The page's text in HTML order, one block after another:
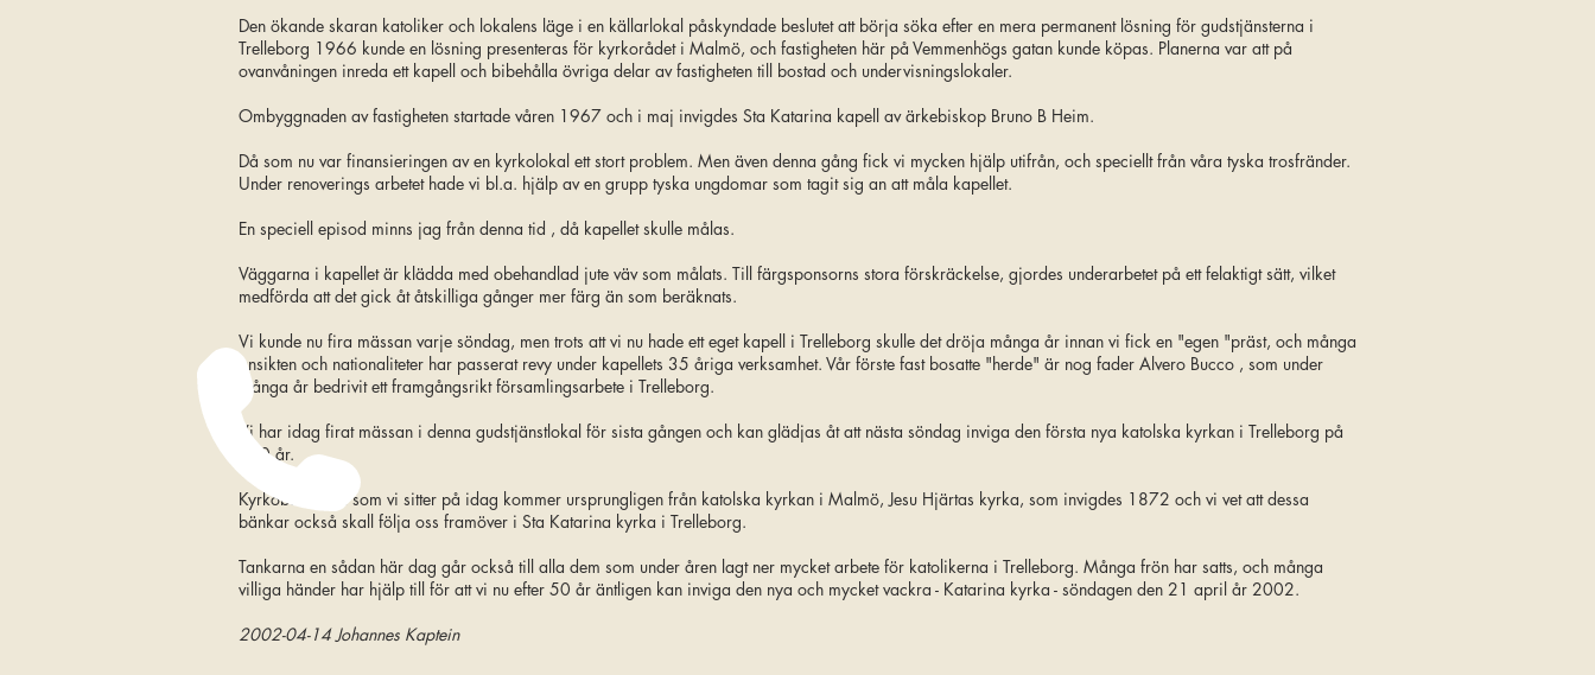
Den ökande skaran katoliker och lokalens läge i en källarlokal påskyndade beslutet att börja söka efter en mera permanent lösning för gudstjänsterna i
Trelleborg 1966 kunde en lösning presenteras för kyrkorådet i Malmö, och fastigheten här på Vemmenhögs gatan kunde köpas. Planerna var att på
ovanvåningen inreda ett kapell och bibehålla övriga delar av fastigheten till bostad och undervisningslokaler.
Ombyggnaden av fastigheten startade våren 1967 och i maj invigdes Sta Katarina kapell av ärkebiskop Bruno B Heim.
Då som nu var finansieringen av en kyrkolokal ett stort problem. Men även denna gång fick vi mycken hjälp utifrån, och speciellt från våra tyska trosfränder.
Under renoverings arbetet hade vi bl.a. hjälp av en grupp tyska ungdomar som tagit sig an att måla kapellet.
En speciell episod minns jag från denna tid , då kapellet skulle målas.
Väggarna i kapellet är klädda med obehandlad jute väv som målats. Till färgsponsorns stora förskräckelse, gjordes underarbetet på ett felaktigt sätt, vilket
medförda att det gick åt åtskilliga gånger mer färg än som beräknats.
Vi kunde nu fira mässan varje söndag, men trots att vi nu hade ett eget kapell i Trelleborg skulle det dröja många år innan vi fick en "egen "präst, och många
ansikten och nationaliteter har passerat revy under kapellets 35 åriga verksamhet. Vår förste fast bosatte "herde" är nog fader Alvero Bucco , som under
många år bedrivit ett framgångsrikt församlingsarbete i Trelleborg.
Vi har idag firat mässan i denna gudstjänstlokal för sista gången och kan glädjas åt att nästa söndag inviga den första nya katolska kyrkan i Trelleborg på
400 år.
Kyrkobänkama som vi sitter på idag kommer ursprungligen från katolska kyrkan i Malmö, Jesu Hjärtas kyrka, som invigdes 1872 och vi vet att dessa
bänkar också skall följa oss framöver i Sta Katarina kyrka i Trelleborg.
Tankarna en sådan här dag går också till alla dem som under åren lagt ner mycket arbete för katolikerna i Trelleborg. Många frön har satts, och många
villiga händer har hjälp till för att vi nu efter 50 år äntligen kan inviga den nya och mycket vackra - Katarina kyrka - söndagen den 21 april år 2002.
2002-04-14 Johannes Kaptein